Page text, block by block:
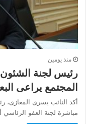
منذ يومين
رئيس لجنة
المجتمع يراعى
أكد النائب يسرى المغازى،
مباشرة لجنة العفو